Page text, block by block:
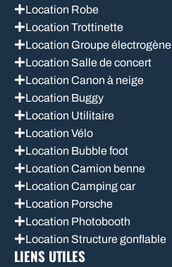
Location Robe
Location Trottinette
Location Groupe électrogène
Location Salle de concert
Location Canon à neige
Location Buggy
Location Utilitaire
Location Vélo
Location Bubble foot
Location Camion benne
Location Camping car
Location Porsche
Location Photobooth
Location Structure gonflable
LIENS UTILES